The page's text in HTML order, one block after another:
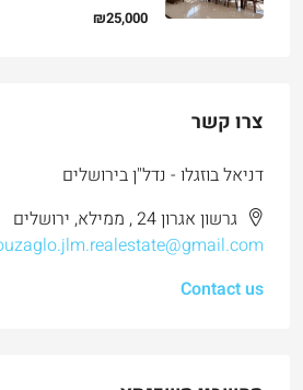
₪25,000
צרו קשר
דניאל בוזגלו - נדל"ן בירושלים
גרשון אגרון 24 , ממילא, ירושלים
Contact us